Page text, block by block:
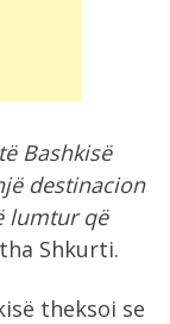
Bashkisë
destinacion
lumtur që
Shkurti.
theksoi se